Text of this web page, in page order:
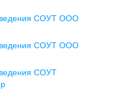
СОУТ ООО
СОУТ ООО
СОУТ